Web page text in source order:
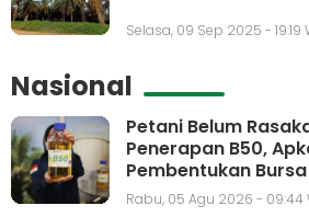
Selasa, 09 Sep 2025 - 19:19
Nasional
Petani Belum
Penerapan B50,
Pembentukan
Rabu, 05 Agu 2026 - 09:44